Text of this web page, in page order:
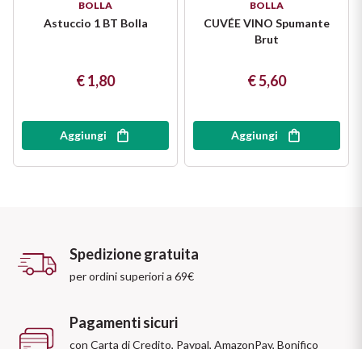
BOLLA
Astuccio 1 BT Bolla
€ 1,80
Aggiungi
BOLLA
CUVÉE VINO Spumante
Brut
€ 5,60
Aggiungi
Spedizione gratuita
per ordini superiori a 69€
Pagamenti sicuri
con Carta di Credito, Paypal, AmazonPay, Bonifico